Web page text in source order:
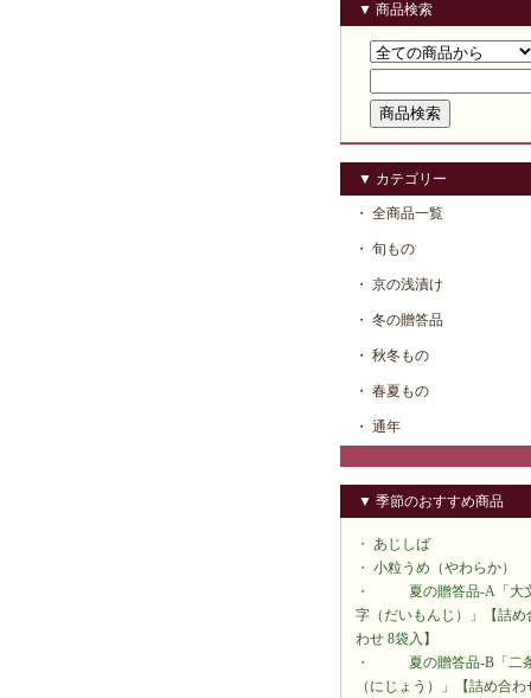
▼ 商品検索
▼ カテゴリー
・ 全商品一覧
・ 旬もの
・ 京の浅漬け
・ 冬の贈答品
・ 秋冬もの
・ 春夏もの
・ 通年
▼ 季節のおすすめ商品
・ あじしば
・ 小粒うめ（やわらか）
・
夏の贈答品-A「大
字（だいもんじ）」【詰め
わせ 8袋入】
・
夏の贈答品-B「二
（にじょう）」【詰め合わ